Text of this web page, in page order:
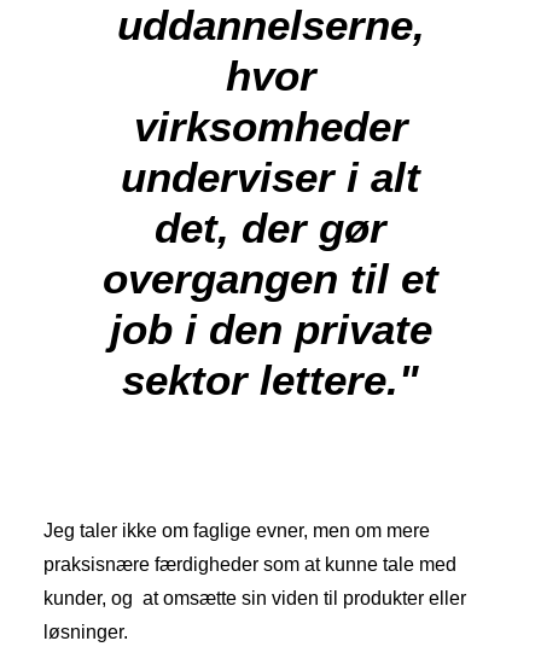
uddannelserne,
hvor
virksomheder
underviser i alt
det, der gør
overgangen til et
job i den private
sektor lettere."
Jeg taler ikke om faglige evner, men om mere
praksisnære færdigheder som at kunne tale med
kunder, og at omsætte sin viden til produkter eller
løsninger.